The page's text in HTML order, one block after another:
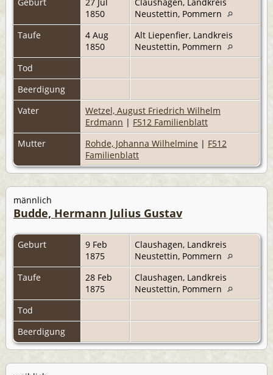
1850
Neustettin, Pommern
Taufe
4 Aug
1850
Alt Liepenfier, Landkreis
Neustettin, Pommern
Tod
Beerdigung
Vater
Wetzel, August Friedrich Wilhelm
Erdmann | F512 Familienblatt
Mutter
Rohde, Johanna Wilhelmine | F512
Familienblatt
männlich
Budde, Hermann Julius Gustav
Geburt
9 Feb
1875
Claushagen, Landkreis
Neustettin, Pommern
Taufe
28 Feb
1875
Claushagen, Landkreis
Neustettin, Pommern
Tod
Beerdigung